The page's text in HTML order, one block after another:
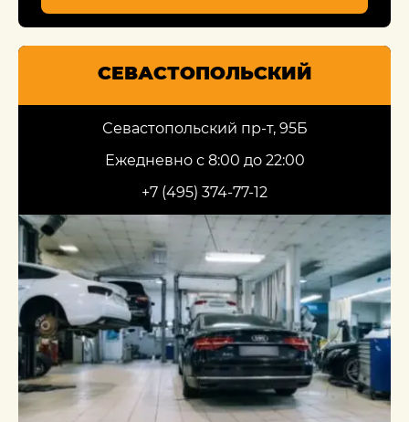
СЕВАСТОПОЛЬСКИЙ
Севастопольский пр-т, 95Б
Ежедневно с 8:00 до 22:00
+7 (495) 374-77-12